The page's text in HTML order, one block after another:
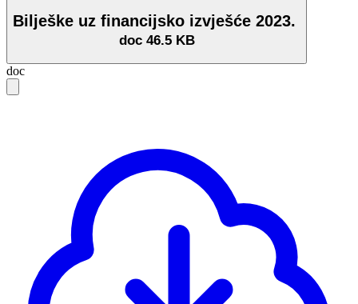
Bilješke uz financijsko izvješće 2023.
doc 46.5 KB
doc